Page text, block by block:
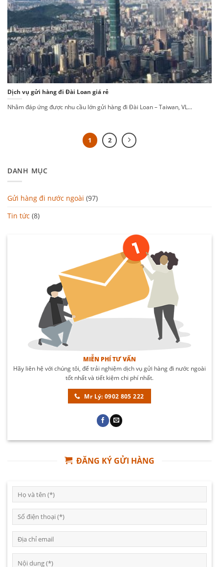
Dịch vụ gửi hàng đi Đài Loan giá rẻ
Nhằm đáp ứng được nhu cầu lớn gửi hàng đi Đài Loan – Taiwan, VL...
1 2
DANH MỤC
Gửi hàng đi nước ngoài (97)
Tin tức (8)
MIỄN PHÍ TƯ VẤN
Hãy liên hệ với chúng tôi, để trải nghiệm dịch vụ gửi hàng đi nước ngoài
tốt nhất và tiết kiệm chi phí nhất.
Mr Lý: 0902 805 222
ĐĂNG KÝ GỬI HÀNG